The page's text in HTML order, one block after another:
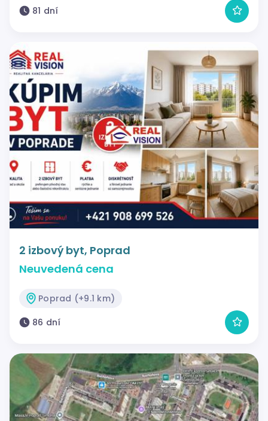
81 dní
2 izbový byt, Poprad
Neuvedená cena
Poprad (+9.1 km)
86 dní